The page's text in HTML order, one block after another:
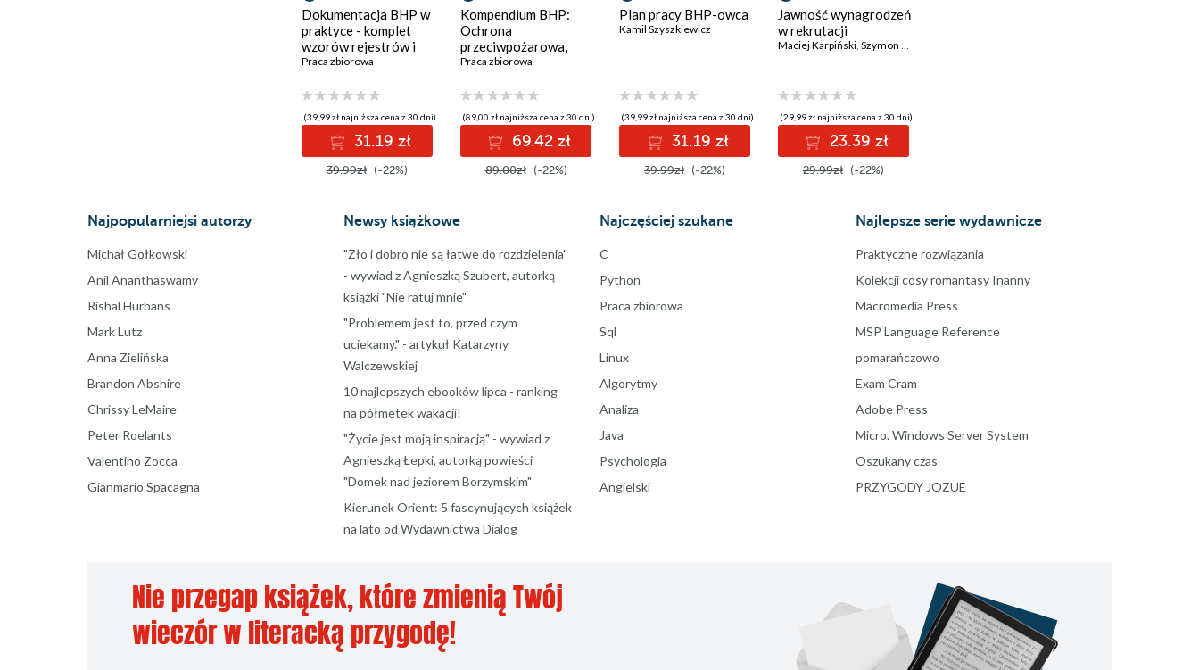
Dokumentacja BHP w
praktyce - komplet
wzorów rejestrów i
planów z instrukcją
Praca zbiorowa
(39,99 zł najniższa cena z 30 dni)
31.19 zł
39.99zł (-22%)
Kompendium BHP:
Ochrona
przeciwpożarowa,
chemia i dokumentacja
Praca zbiorowa
(89,00 zł najniższa cena z 30 dni)
69.42 zł
89.00zł (-22%)
Plan pracy BHP-owca
Kamil Szyszkiewicz
(39,99 zł najniższa cena z 30 dni)
31.19 zł
39.99zł (-22%)
Jawność wynagrodzeń
w rekrutacji
Maciej Karpiński, Szymon Sokolik
(29,99 zł najniższa cena z 30 dni)
23.39 zł
29.99zł (-22%)
Najpopularniejsi autorzy
Michał Gołkowski
Anil Ananthaswamy
Rishal Hurbans
Mark Lutz
Anna Zielińska
Brandon Abshire
Chrissy LeMaire
Peter Roelants
Valentino Zocca
Gianmario Spacagna
Newsy książkowe
"Zło i dobro nie są łatwe do rozdzielenia"
- wywiad z Agnieszką Szubert, autorką
książki "Nie ratuj mnie"
"Problemem jest to, przed czym
uciekamy." - artykuł Katarzyny
Walczewskiej
10 najlepszych ebooków lipca - ranking
na półmetek wakacji!
"Życie jest moją inspiracją" - wywiad z
Agnieszką Łepki, autorką powieści
"Domek nad jeziorem Borzymskim"
Kierunek Orient: 5 fascynujących książek
na lato od Wydawnictwa Dialog
Najczęściej szukane
C
Python
Praca zbiorowa
Sql
Linux
Algorytmy
Analiza
Java
Psychologia
Angielski
Najlepsze serie wydawnicze
Praktyczne rozwiązania
Kolekcji cosy romantasy Inanny
Macromedia Press
MSP Language Reference
pomarańczowo
Exam Cram
Adobe Press
Micro. Windows Server System
Oszukany czas
PRZYGODY JOZUE
Nie przegap książek, które zmienią Twój
wieczór w literacką przygodę!